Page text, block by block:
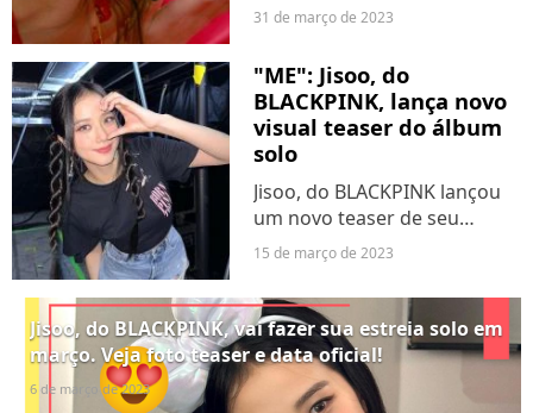
31 de março de 2023
"ME": Jisoo, do
BLACKPINK, lança novo
visual teaser do álbum
solo
Jisoo, do BLACKPINK lançou
um novo teaser de seu
próximo álbum solo, "Me".
Assista agora com o
Purebreak!
15 de março de 2023
Jisoo, do BLACKPINK, vai fazer sua estreia solo em
março. Veja foto teaser e data oficial!
6 de março de 2023